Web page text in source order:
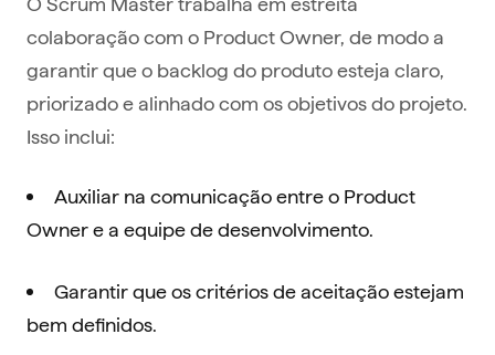
colaboração com o Product Owner, de modo a
garantir que o backlog do produto esteja claro,
priorizado e alinhado com os objetivos do projeto.
Isso inclui:
Auxiliar na comunicação entre o Product
Owner e a equipe de desenvolvimento.
Garantir que os critérios de aceitação estejam
bem definidos.